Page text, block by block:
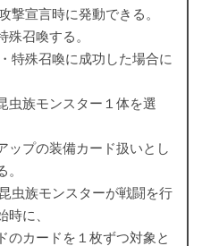
撃宣言時に発動できる。
殊召喚する。
特殊召喚に成功した場合に
虫族モンスター１体を選
ップの装備カード扱いとし
虫族モンスターが戦闘を行
時に、
のカードを１枚ずつ対象と